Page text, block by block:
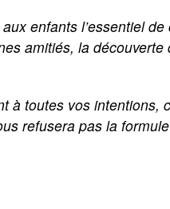
enfants l’essentiel de
amitiés, la découverte
à toutes vos intentions,
refusera pas la formule